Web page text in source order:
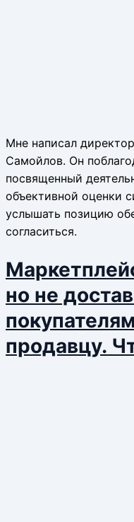
Мне написал
Самойлов. Он
посвященный
объективной оценки
услышать позицию
согласиться.
но не
продавцу.